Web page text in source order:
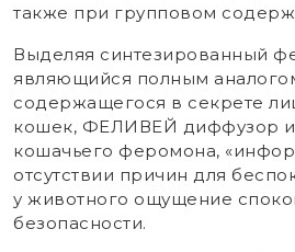
также при групповом
Выделяя синтезированный
являющийся полным
содержащегося в секрете
кошек, ФЕЛИВЕЙ диффузор
кошачьего феромона,
отсутствии причин для
у животного ощущение
безопасности.